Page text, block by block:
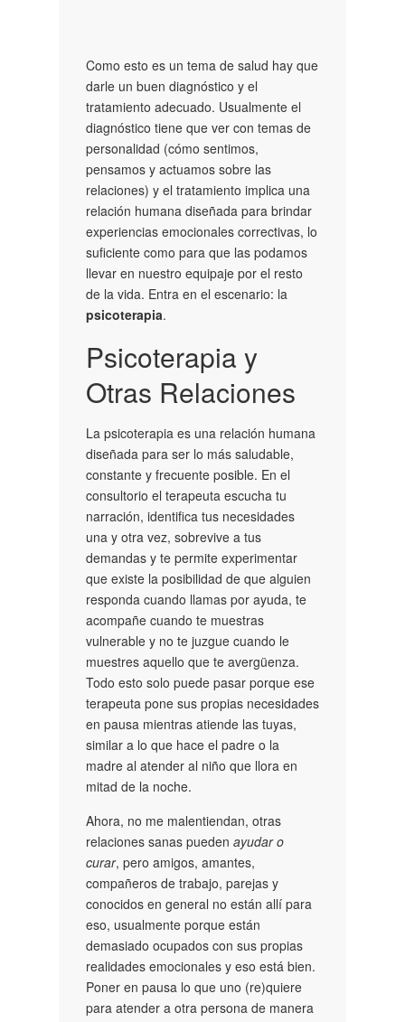
Como esto es un tema de salud hay que
darle un buen diagnóstico y el
tratamiento adecuado. Usualmente el
diagnóstico tiene que ver con temas de
personalidad (cómo sentimos,
pensamos y actuamos sobre las
relaciones) y el tratamiento implica una
relación humana diseñada para brindar
experiencias emocionales correctivas, lo
suficiente como para que las podamos
llevar en nuestro equipaje por el resto
de la vida. Entra en el escenario: la
psicoterapia.
Psicoterapia y
Otras Relaciones
La psicoterapia es una relación humana
diseñada para ser lo más saludable,
constante y frecuente posible. En el
consultorio el terapeuta escucha tu
narración, identifica tus necesidades
una y otra vez, sobrevive a tus
demandas y te permite experimentar
que existe la posibilidad de que alguien
responda cuando llamas por ayuda, te
acompañe cuando te muestras
vulnerable y no te juzgue cuando le
muestres aquello que te avergüenza.
Todo esto solo puede pasar porque ese
terapeuta pone sus propias necesidades
en pausa mientras atiende las tuyas,
similar a lo que hace el padre o la
madre al atender al niño que llora en
mitad de la noche.
Ahora, no me malentiendan, otras
relaciones sanas pueden ayudar o
curar, pero amigos, amantes,
compañeros de trabajo, parejas y
conocidos en general no están allí para
eso, usualmente porque están
demasiado ocupados con sus propias
realidades emocionales y eso está bien.
Poner en pausa lo que uno (re)quiere
para atender a otra persona de manera